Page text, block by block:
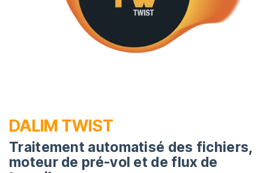
DALIM TWIST
Traitement automatisé des fichiers,
moteur de pré-vol et de flux de